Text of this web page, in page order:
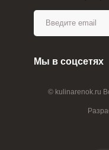
© kulinarenok.ru
Мы в соцсетях